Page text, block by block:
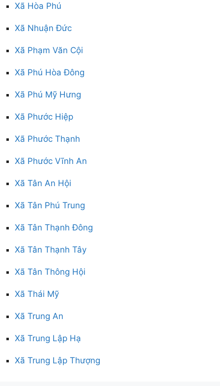
Xã Hòa Phú
Xã Nhuận Đức
Xã Phạm Văn Cội
Xã Phú Hòa Đông
Xã Phú Mỹ Hưng
Xã Phước Hiệp
Xã Phước Thạnh
Xã Phước Vĩnh An
Xã Tân An Hội
Xã Tân Phú Trung
Xã Tân Thạnh Đông
Xã Tân Thạnh Tây
Xã Tân Thông Hội
Xã Thái Mỹ
Xã Trung An
Xã Trung Lập Hạ
Xã Trung Lập Thượng